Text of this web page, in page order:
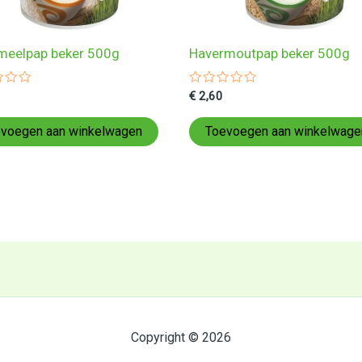
beker 500g
aan winkelwagen
Havermoutpap beker 500g
Gewaardeerd
uit
5
€ 2,60
Toevoegen aan
Copyright © 2026